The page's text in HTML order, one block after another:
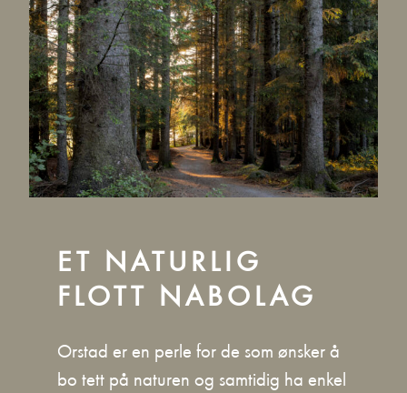
ET NATURLIG
FLOTT NABOLAG
Orstad er en perle for de som ønsker å
bo tett på naturen og samtidig ha enkel